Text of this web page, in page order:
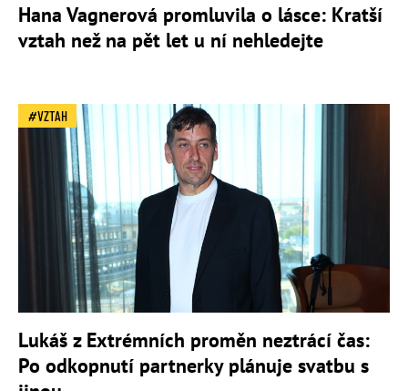
Hana Vagnerová promluvila o lásce: Kratší
vztah než na pět let u ní nehledejte
VZTAH
Lukáš z Extrémních proměn neztrácí čas:
Po odkopnutí partnerky plánuje svatbu s